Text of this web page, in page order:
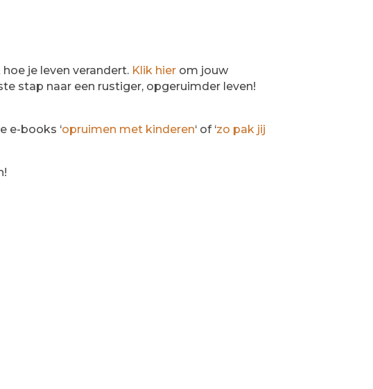
je leven verandert. Klik hier om jouw
stap naar een rustiger, opgeruimder leven!
e-books ‘opruimen met kinderen‘ of ‘zo pak jij